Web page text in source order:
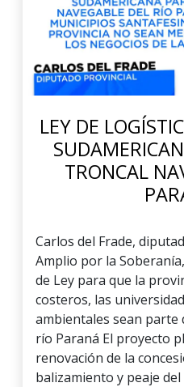
LEY DE
TRONCAL
Carlos del Frade,
Amplio por la
de Ley para que la
costeros, las
ambientales sean parte
río Paraná El proyecto
renovación de la
balizamiento y peaje